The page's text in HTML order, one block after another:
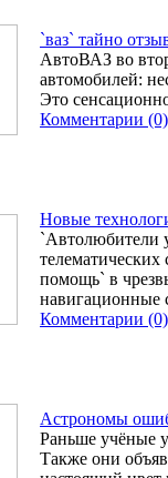
`ваз` тайно
АвтоВАЗ во
автомобилей:
Это
Комментарии (0)
Новые
`Автолюбители
телематических
помощь` в
навигационные
Комментарии (0)
Астрономы
Раньше учёные
Также они